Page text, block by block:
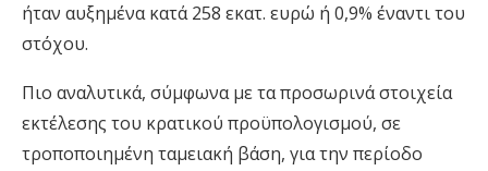
ήταν αυξημένα κατά 258 εκατ. ευρώ ή 0,9% έναντι του
στόχου.
Πιο αναλυτικά, σύμφωνα με τα προσωρινά στοιχεία
εκτέλεσης του κρατικού προϋπολογισμού, σε
τροποποιημένη ταμειακή βάση, για την περίοδο